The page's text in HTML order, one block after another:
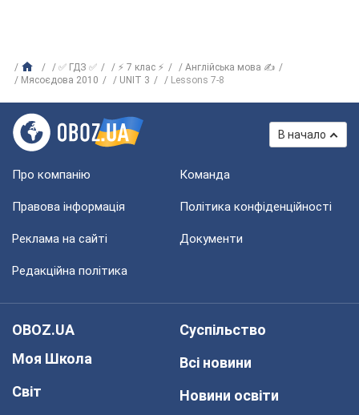
✅ ГДЗ ✅ ⚡ 7 клас ⚡
Англійська мова ✍
Мясоєдова 2010
UNIT 3 Lessons 7-8
В начало
Про компанію Команда
Правова інформація Політика конфіденційності
Реклама на сайті Документи
Редакційна політика
OBOZ.UA
Моя Школа
Світ
Суспільство
Всі новини
Новини освіти